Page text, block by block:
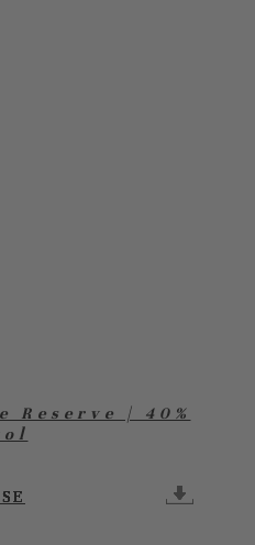
Reserve | 40%